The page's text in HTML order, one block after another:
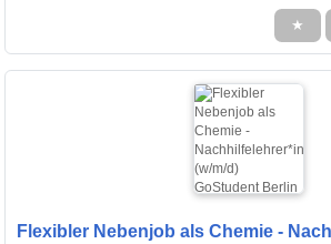
★
Flexibler Nebenjob als Chemie -